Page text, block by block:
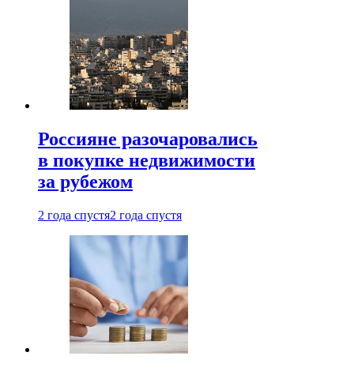
Россияне разочаровались
в покупке недвижимости
за рубежом
2 года спустя2 года спустя